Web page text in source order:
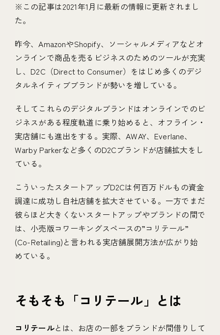
※この記事は2021年1月に最新の情報に更新されまし
た。
昨今、AmazonやShopify、ソーシャルメディアなどオ
ンラインで商品を売るビジネスのためのツールが充実
し、D2C（Direct to Consumer）をはじめ多くのデジ
タルネイティブブランドが勢いを増している。
そしてこれらのデジタルブランドはオンラインでのビ
ジネスがある程度軌道に乗り始めると、オフライン・
実店舗にも進出をする。実際、AWAY、Everlane、
Warby Parkerなど多くのD2Cブランドが店舗拡大をし
ている。
こういったスタートアップD2Cは何百万ドルもの資金
調達に成功し自社店舗を拡大させている。一方でまだ
彼らほど大きくないスタートアップやブランドの間で
は、小売版コワーキングスペースの”コリテール”
(Co-Retailing)と言われる実店舗展開方法が広がり始
めている。
そもそも「コリテール」とは
コリテールとは、お店の一部をブランドが間借りして